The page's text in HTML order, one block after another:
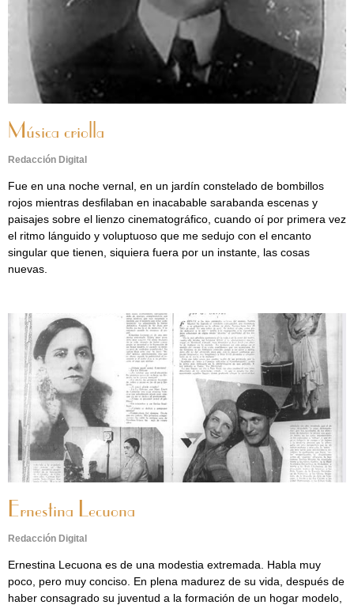
Música criolla
Redacción Digital
Fue en una noche vernal, en un jardín constelado de bombillos
rojos mientras desfilaban en inacabable sarabanda escenas y
paisajes sobre el lienzo cinematográfico, cuando oí por primera vez
el ritmo lánguido y voluptuoso que me sedujo con el encanto
singular que tienen, siquiera fuera por un instante, las cosas
nuevas.
Ernestina Lecuona
Redacción Digital
Ernestina Lecuona es de una modestia extremada. Habla muy
poco, pero muy conciso. En plena madurez de su vida, después de
haber consagrado su juventud a la formación de un hogar modelo,